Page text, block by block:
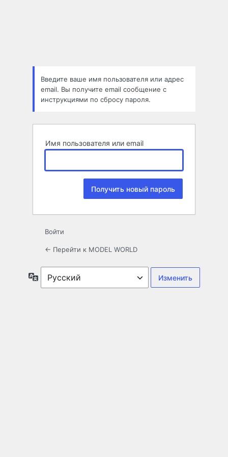
Введите ваше имя пользователя или адрес
email. Вы получите email сообщение с
инструкциями по сбросу пароля.
Имя пользователя или email
Войти
← Перейти к MODEL WORLD
Язык